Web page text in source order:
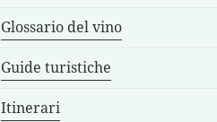
Glossario del vino
Guide turistiche
Itinerari